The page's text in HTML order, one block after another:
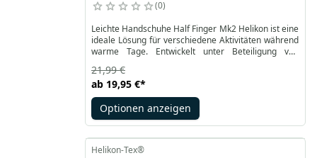
0
Leichte Handschuhe Half Finger Mk2 Helikon ist eine
ideale Lösung für verschiedene Aktivitäten während
warme Tage. Entwickelt unter Beteiligung von
Operationen.
ab 19,95 €*
21,99 €
Optionen anzeigen
Helikon-Tex®